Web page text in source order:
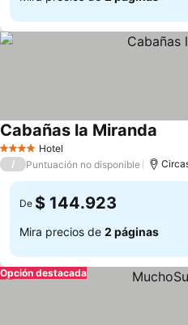
4 EstrellasHotel
Cabañas la Miranda
/ Puntuación no disponible
De $ 144.923
Mira precios de 2 páginas
Opción destacada